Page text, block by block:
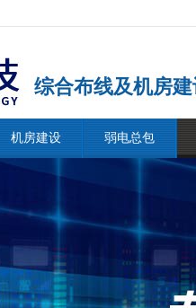
综合布线及机房
机房建设 弱电总包